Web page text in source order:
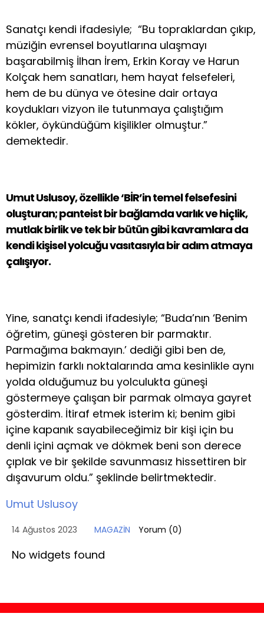
Sanatçı kendi ifadesiyle; “Bu topraklardan çıkıp,
müziğin evrensel boyutlarına ulaşmayı
başarabilmiş İlhan İrem, Erkin Koray ve Harun
Kolçak hem sanatları, hem hayat felsefeleri,
hem de bu dünya ve ötesine dair ortaya
koydukları vizyon ile tutunmaya çalıştığım
kökler, öykündüğüm kişilikler olmuştur.”
demektedir.
Umut Uslusoy, özellikle ‘BİR’in temel felsefesini
oluşturan; panteist bir bağlamda varlık ve hiçlik,
mutlak birlik ve tek bir bütün gibi kavramlara da
kendi kişisel yolcuğu vasıtasıyla bir adım atmaya
çalışıyor.
Yine, sanatçı kendi ifadesiyle; “Buda’nın ‘Benim
öğretim, güneşi gösteren bir parmaktır.
Parmağıma bakmayın.’ dediği gibi ben de,
hepimizin farklı noktalarında ama kesinlikle aynı
yolda olduğumuz bu yolculukta güneşi
göstermeye çalışan bir parmak olmaya gayret
gösterdim. İtiraf etmek isterim ki; benim gibi
içine kapanık sayabileceğimiz bir kişi için bu
denli içini açmak ve dökmek beni son derece
çıplak ve bir şekilde savunmasız hissettiren bir
dışavurum oldu.” şeklinde belirtmektedir.
Umut Uslusoy
14 Ağustos 2023 MAGAZİN Yorum (0)
No widgets found